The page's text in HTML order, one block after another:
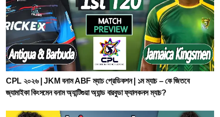
CPL ২০২৬ | JKM বনাম ABF ম্যাচ প্রেডিকশন | ১ম ম্যাচ – কে জিতবে
জ্যামাইকা কিংসমেন বনাম অ্যান্টিগুয়া অ্যান্ড বারবুডা ফ্যালকনস ম্যাচ?